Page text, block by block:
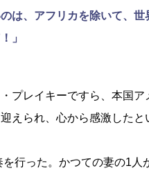
は、アフリカを除いて、
」
プレイキーですら、本国
えられ、心から感激したと
行った。かつての妻の1人